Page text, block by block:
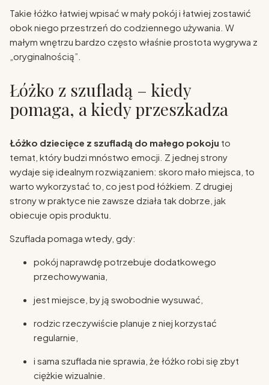
Takie łóżko łatwiej wpisać w mały pokój i łatwiej zostawić
obok niego przestrzeń do codziennego używania. W
małym wnętrzu bardzo często właśnie prostota wygrywa z
„oryginalnością”.
Łóżko z szufladą – kiedy
pomaga, a kiedy przeszkadza
Łóżko dziecięce z szufladą do małego pokoju to
temat, który budzi mnóstwo emocji. Z jednej strony
wydaje się idealnym rozwiązaniem: skoro mało miejsca, to
warto wykorzystać to, co jest pod łóżkiem. Z drugiej
strony w praktyce nie zawsze działa tak dobrze, jak
obiecuje opis produktu.
Szuflada pomaga wtedy, gdy:
pokój naprawdę potrzebuje dodatkowego
przechowywania,
jest miejsce, by ją swobodnie wysuwać,
rodzic rzeczywiście planuje z niej korzystać
regularnie,
i sama szuflada nie sprawia, że łóżko robi się zbyt
ciężkie wizualnie.